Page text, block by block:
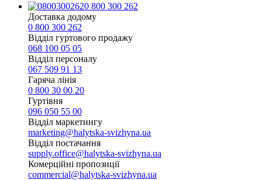
0 800 300 262
Доставка додому
0 800 300 262
Відділ гуртового продажу
068 100 05 05​
Відділ персоналу
067 509 91 13
Гаряча лінія
0 800 30 00 20
Гуртівня
096 050 55 00
Відділ маркетингу
marketing@halytska-svizhyna.ua
Відділ постачання
supply.office@halytska-svizhyna.ua
Комерційні пропозиції
commercial@halytska-svizhyna.ua